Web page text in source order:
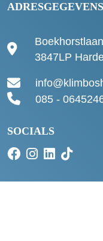
ADRESGEGEVENS
3847LP
085 -
SOCIALS